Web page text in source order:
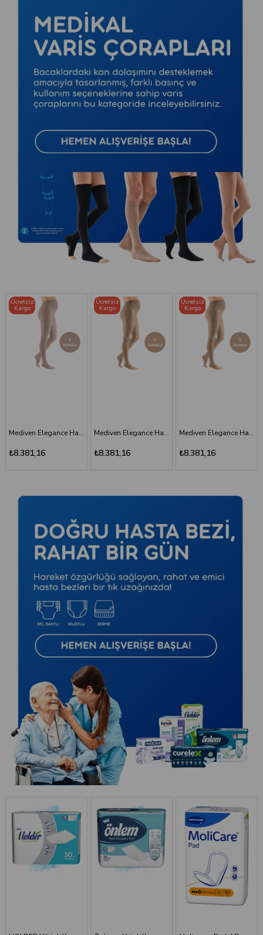
Mediven Elegance Hamile Varis Çorabı - CCL2 - Burnu Kapalı - Bej - 6 Numara - Kısa (Petite)
₺8.381,16
Ücretsiz
Kargo
Mediven Elegance Hamile Varis Çorabı - CCL2 - Burnu Kapalı - Bej - 5 Numara - Kısa (Petite)
₺8.381,16
Ücretsiz
Kargo
Mediven Elegance Hamile Varis Çorabı - CCL2 - Burnu Kapalı - Kaşmir - 3 Numara
₺8.381,16
Ücretsiz
Kargo